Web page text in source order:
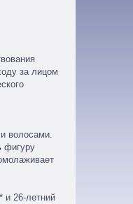
за лицом
волосами.
фигуру
и 26-летний